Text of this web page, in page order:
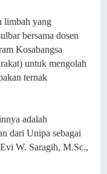
limbah yang
bersama dosen
Kosabangsa
untuk mengolah
ternak
adalah
dari Unipa sebagai
W. Saragih, M.Sc.,